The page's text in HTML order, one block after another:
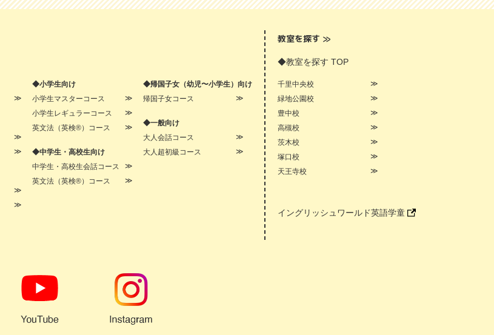
◆小学生向け
小学生マスターコース
小学生レギュラーコース
英文法（英検®）コース
◆中学生・高校生向け
中学生・高校生会話コース
英文法（英検®）コース
◆帰国子女（幼児〜小学生）向け
帰国子女コース
◆一般向け
大人会話コース
大人超初級コース
教室を探す ≫
◆教室を探す TOP
千里中央校
緑地公園校
豊中校
高槻校
茨木校
塚口校
天王寺校
イングリッシュワールド英語学童